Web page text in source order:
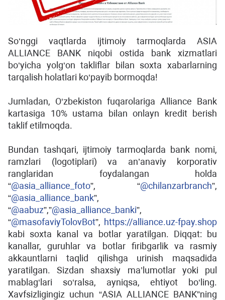
So‘nggi vaqtlarda ijtimoiy tarmoqlarda ASIA
ALLIANCE BANK niqobi ostida bank xizmatlari
bo‘yicha yolg‘on takliflar bilan soxta xabarlarning
tarqalish holatlari ko‘payib bormoqda!
Jumladan, O‘zbekiston fuqarolariga Alliance Bank
kartasiga 10% ustama bilan onlayn kredit berish
taklif etilmoqda.
Bundan tashqari, ijtimoiy tarmoqlarda bank nomi,
ramzlari (logotiplari) va an’anaviy korporativ
ranglaridan foydalangan holda
“@asia_alliance_foto”, “@chilanzarbranch”,
“@asia_alliance_bank”,
“@aabuz”,”@asia_alliance_banki”,
“@masofaviyTolovBot”, https://alliance.uz-fpay.shop
kabi soxta kanal va botlar yaratilgan. Diqqat: bu
kanallar, guruhlar va botlar firibgarlik va rasmiy
akkauntlarni taqlid qilishga urinish maqsadida
yaratilgan. Sizdan shaxsiy ma’lumotlar yoki pul
mablag‘lari so‘ralsa, ayniqsa, ehtiyot bo‘ling.
Xavfsizligingiz uchun “ASIA ALLIANCE BANK”ning